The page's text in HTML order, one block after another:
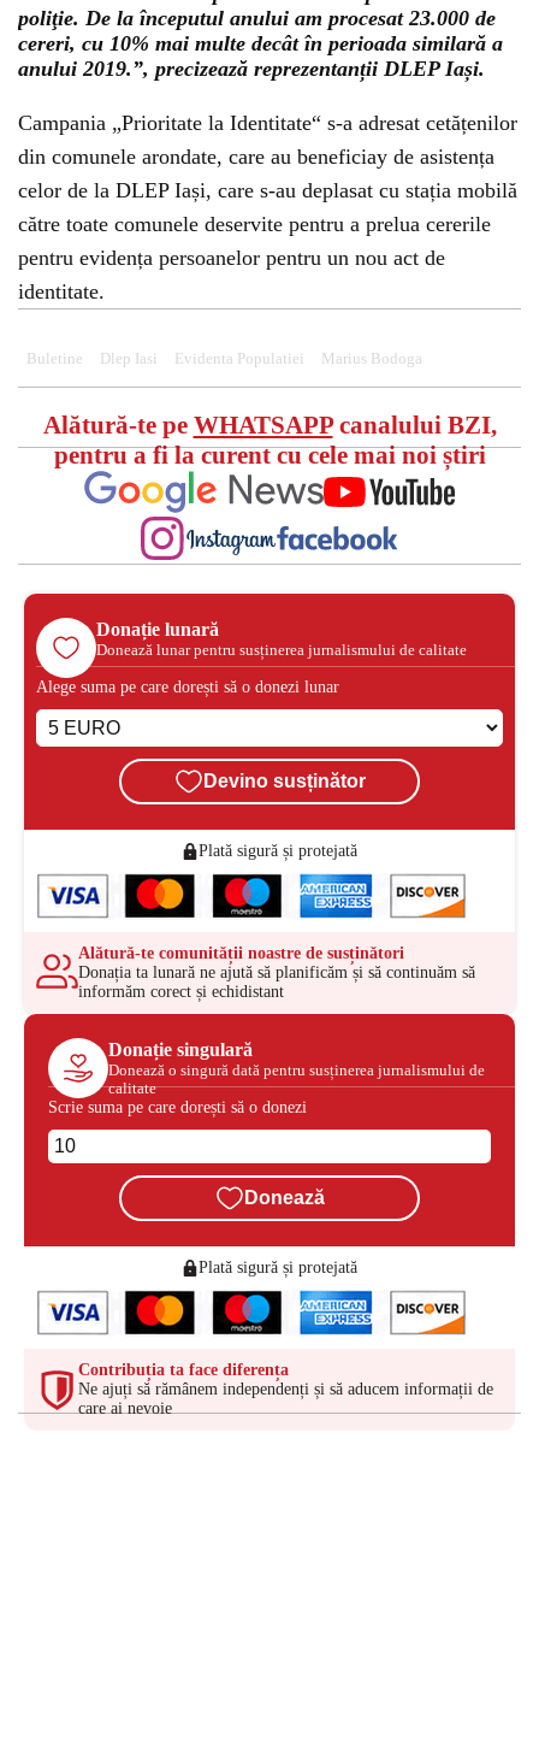
poliţie. De la începutul anului am procesat 23.000 de
cereri, cu 10% mai multe decât în perioada similară a
anului 2019.”, precizează reprezentanții DLEP Iași.
Campania „Prioritate la Identitate“ s-a adresat cetățenilor
din comunele arondate, care au beneficiay de asistența
celor de la DLEP Iași, care s-au deplasat cu stația mobilă
către toate comunele deservite pentru a prelua cererile
pentru evidența persoanelor pentru un nou act de
identitate.
Buletine Dlep Iasi Evidenta Populatiei Marius Bodoga
Alătură-te pe WHATSAPPcanalului BZI,
pentru a fi la curent cu cele mai noi știri
Donație lunară
Donează lunar pentru susținerea jurnalismului de calitate
Alege suma pe care dorești să o donezi lunar
Devino susținător
Plată sigură și protejată
Alătură-te comunității noastre de susținători
Donația ta lunară ne ajută să planificăm și să continuăm să
informăm corect și echidistant
Donație singulară
Donează o singură dată pentru susținerea jurnalismului de
calitate
Scrie suma pe care dorești să o donezi
Donează
Plată sigură și protejată
Contribuția ta face diferența
Ne ajuți să rămânem independenți și să aducem informații de
care ai nevoie